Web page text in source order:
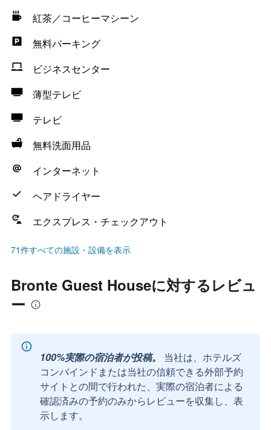
紅茶／コーヒーマシーン
無料パーキング
ビジネスセンター
薄型テレビ
テレビ
無料洗面用品
インターネット
ヘアドライヤー
エクスプレス・チェックアウト
71件すべての施設・設備を表示
Bronte Guest Houseに対するレビュ
ー
100%実際の宿泊者が投稿。
当社は、ホテルズ
コンバインドまたは当社の信頼できる外部予約
サイトとの間で行われた、実際の宿泊者による
確認済みの予約のみからレビューを収集し、表
示します。